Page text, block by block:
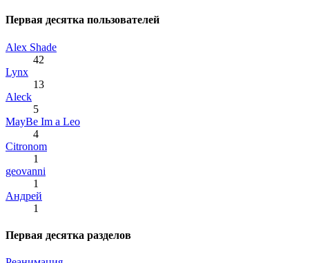
Первая десятка пользователей
Alex Shade
42
Lynx
13
Aleck
5
MayBe Im a Leo
4
Citronom
1
geovanni
1
Андрей
1
Первая десятка разделов